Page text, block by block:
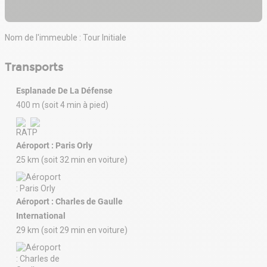
Nom de l'immeuble : Tour Initiale
Transports
Esplanade De La Défense
400 m (soit 4 min à pied)
Aéroport : Paris Orly
25 km (soit 32 min en voiture)
Aéroport : Charles de Gaulle
International
29 km (soit 29 min en voiture)